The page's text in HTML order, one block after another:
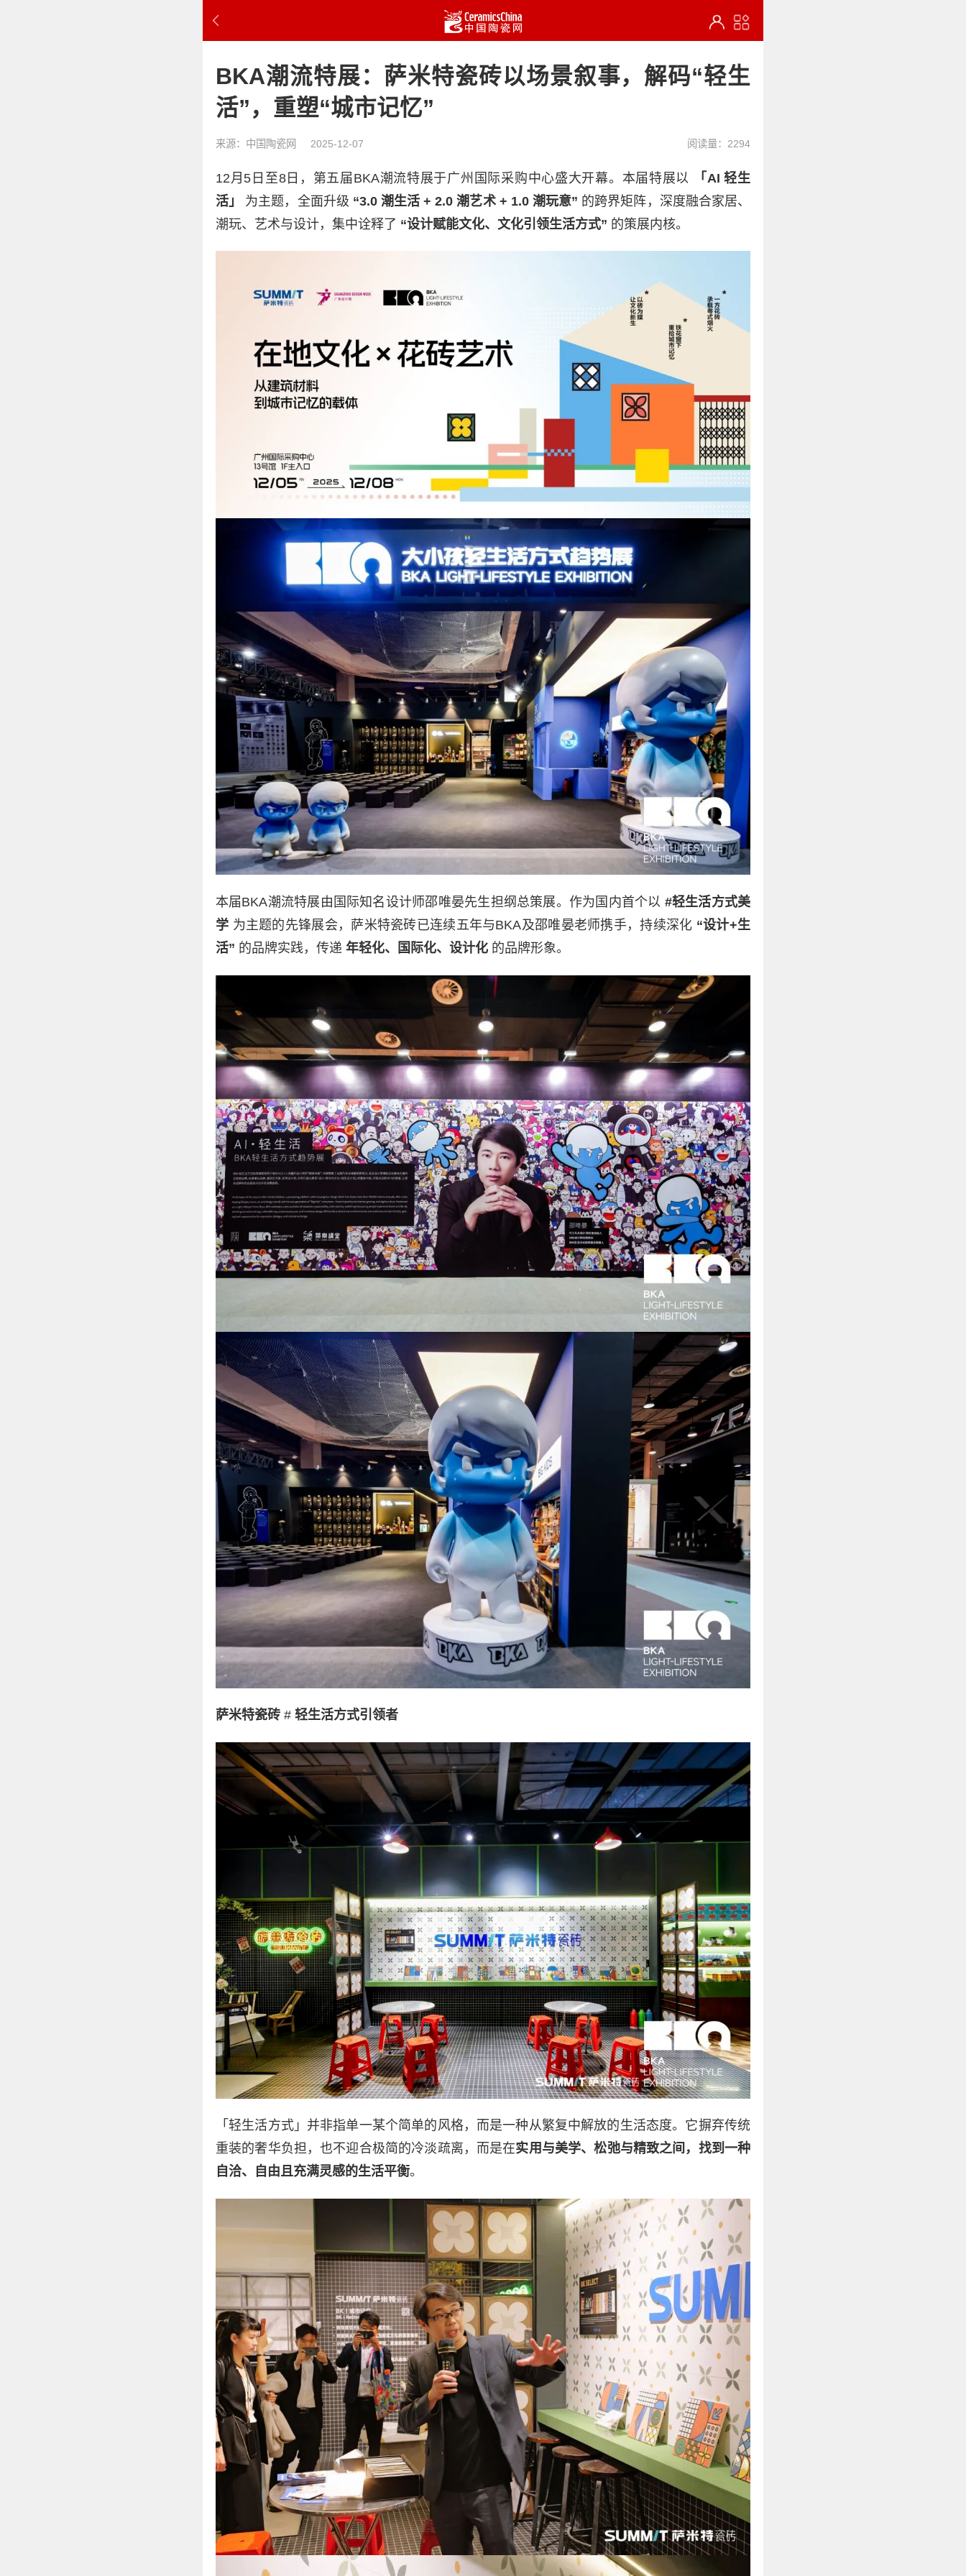
BKA潮流特展：萨米特瓷砖以场景叙事，解码“轻生
活”，重塑“城市记忆”
来源：中国陶瓷网 2025-12-07 阅读量：2294
12月5日至8日，第五届BKA潮流特展于广州国际采购中心盛大开幕。本届特展以
「AI 轻生
活」
为主题，全面升级 “3.0 潮生活 + 2.0 潮艺术 + 1.0 潮玩意” 的跨界矩阵，深度融合家居、
潮玩、艺术与设计，集中诠释了 “设计赋能文化、文化引领生活方式” 的策展内核。
本届BKA潮流特展由国际知名设计师邵唯晏先生担纲总策展。作为国内首个以 #轻生活方式美
学 为主题的先锋展会，萨米特瓷砖已连续五年与BKA及邵唯晏老师携手，持续深化 “设计+生
活” 的品牌实践，传递 年轻化、国际化、设计化 的品牌形象。
萨米特瓷砖 # 轻生活方式引领者
「轻生活方式」并非指单一某个简单的风格，而是一种从繁复中解放的生活态度。它摒弃传统
重装的奢华负担，也不迎合极简的冷淡疏离，而是在实用与美学、松弛与精致之间，找到一种
自洽、自由且充满灵感的生活平衡。